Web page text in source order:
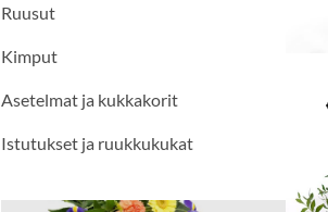
Ruusut
Kimput
Asetelmat ja kukkakorit
Istutukset ja ruukkukukat